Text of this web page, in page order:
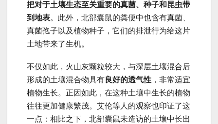
把对于土壤生态至关重要的真菌、种子和昆虫带
到地表。此外，北部囊鼠的粪便中也含有真菌、
真菌孢子以及植物种子，它们的排泄行为给这片
土地带来了生机。
不仅如此，火山灰颗粒较大，与深层土壤混合后
形成的土壤混合物具有 良好的透气性 ，非常适宜
植物生长。正因如此，在这种土壤中生长的植物
往往更加健康繁茂。艾伦等人的观察也印证了这
一点：相比之下，北部囊鼠未造访的土壤中长出